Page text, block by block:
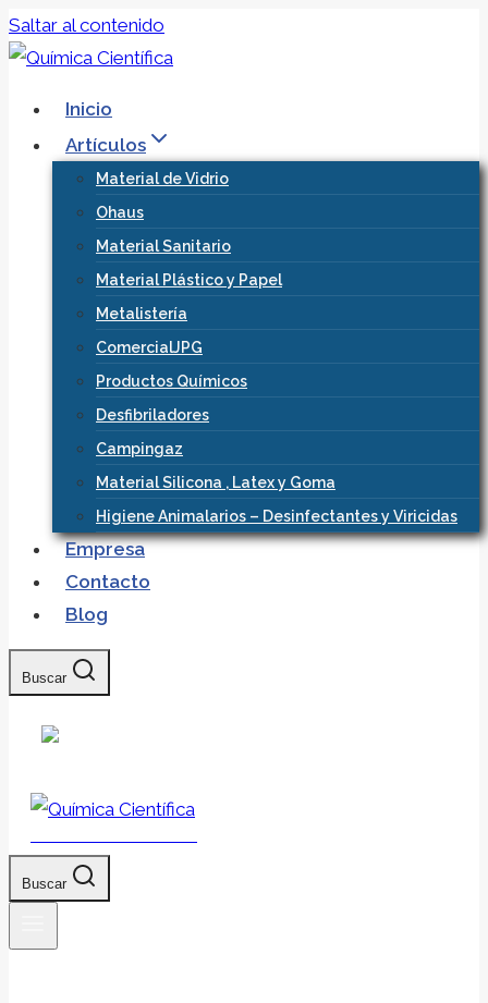
Saltar al contenido
Inicio
Artículos
Material de Vidrio
Ohaus
Material Sanitario
Material Plástico y Papel
Metalistería
ComercialJPG
Productos Químicos
Desfibriladores
Campingaz
Material Silicona , Latex y Goma
Higiene Animalarios – Desinfectantes y Viricidas
Empresa
Contacto
Blog
Buscar
Buscar